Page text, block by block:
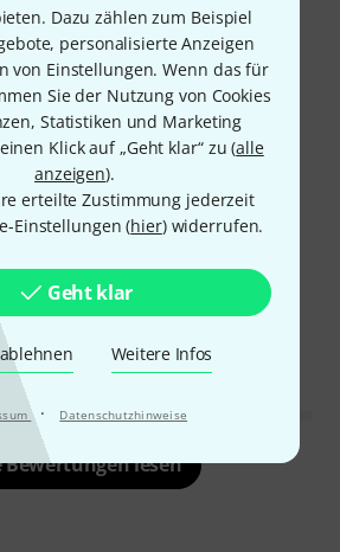
Dazu zählen zum Beispiel
personalisierte Anzeigen
von Einstellungen. Wenn das für
Sie der Nutzung von Cookies
Statistiken und Marketing
Klick auf „Geht klar“ zu (alle
anzeigen).
erteilte Zustimmung jederzeit
Einstellungen (hier) widerrufen.
Geht klar
Weitere Infos
· Datenschutzhinweise
jede Person einen eigenen
sich über die extra Bodypacks
Bläser, Backgroundsänger etc.) mit
So bleiben auch mehr
größeren Produktionen mit dem
das Leben deutlich leichter macht.
BEWERTUNG MELDEN
Bewertungen lesen